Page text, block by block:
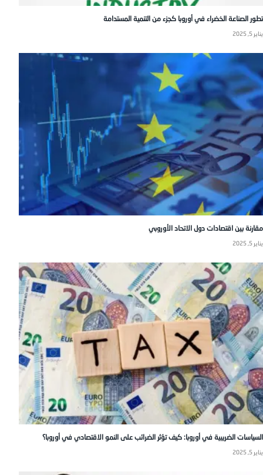
تطور الصناعة الخضراء في أوروبا كجزء من التنمية المستدامة
يناير 5, 2025
مقارنة بين اقتصادات دول الاتحاد الأوروبي
يناير 5, 2025
السياسات الضريبية في أوروبا: كيف تؤثر الضرائب على النمو الاقتصادي في أوروبا؟
يناير 5, 2025